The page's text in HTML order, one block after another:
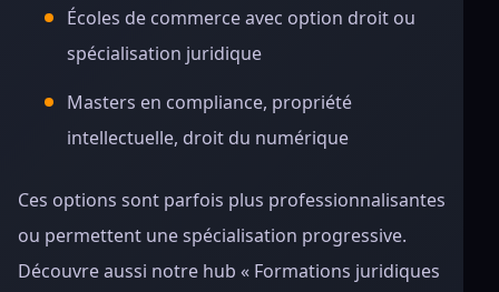
Écoles de commerce avec option droit ou
spécialisation juridique
Masters en compliance, propriété
intellectuelle, droit du numérique
Ces options sont parfois plus professionnalisantes
ou permettent une spécialisation progressive.
Découvre aussi notre hub « Formations juridiques